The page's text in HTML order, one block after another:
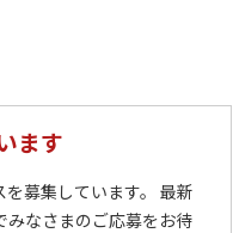
ます
募集しています。 最新
みなさまのご応募をお待